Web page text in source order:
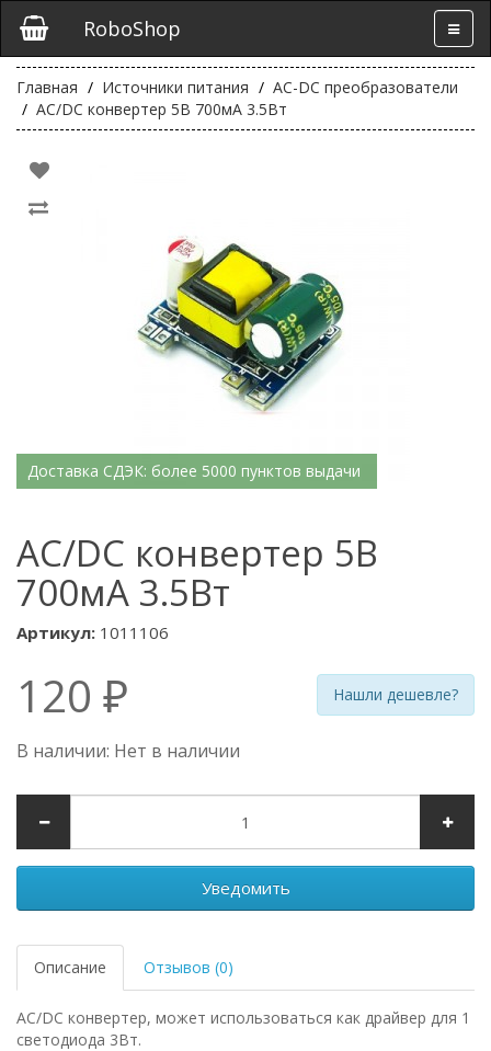
RoboShop
Главная Источники питания
AC-DC преобразователи
AC/DC конвертер 5В 700мА 3.5Вт
Доставка СДЭК: более 5000 пунктов выдачи
AC/DC конвертер 5В
700мА 3.5Вт
Артикул: 1011106
120 ₽ Нашли дешевле?
В наличии: Нет в наличии
Уведомить
Описание Отзывов (0)
AC/DC конвертер, может использоваться как драйвер для 1
светодиода 3Вт.